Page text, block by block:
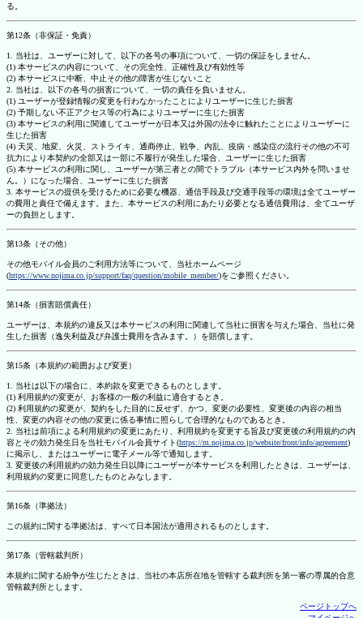
る。
第12条（非保証・免責）
1. 当社は、ユーザーに対して、以下の各号の事項について、一切の保証をしません。
(1) 本サービスの内容について、その完全性、正確性及び有効性等
(2) 本サービスに中断、中止その他の障害が生じないこと
2. 当社は、以下の各号の損害について、一切の責任を負いません。
(1) ユーザーが登録情報の変更を行わなかったことによりユーザーに生じた損害
(2) 予期しない不正アクセス等の行為によりユーザーに生じた損害
(3) 本サービスの利用に関連してユーザーが日本又は外国の法令に触れたことによりユーザーに
生じた損害
(4) 天災、地変、火災、ストライキ、通商停止、戦争、内乱、疫病・感染症の流行その他の不可
抗力により本契約の全部又は一部に不履行が発生した場合、ユーザーに生じた損害
(5) 本サービスの利用に関し、ユーザーが第三者との間でトラブル（本サービス内外を問いませ
ん。）になった場合、ユーザーに生じた損害
3. 本サービスの提供を受けるために必要な機器、通信手段及び交通手段等の環境は全てユーザー
の費用と責任で備えます。また、本サービスの利用にあたり必要となる通信費用は、全てユーザ
ーの負担とします。
第13条（その他）
その他モバイル会員のご利用方法等について、当社ホームページ
(https://www.nojima.co.jp/support/faq/question/mobile_member/)をご参照ください。
第14条（損害賠償責任）
ユーザーは、本規約の違反又は本サービスの利用に関連して当社に損害を与えた場合、当社に発
生した損害（逸失利益及び弁護士費用を含みます。）を賠償します。
第15条（本規約の範囲および変更）
1. 当社は以下の場合に、本約款を変更できるものとします。
(1) 利用規約の変更が、お客様の一般の利益に適合するとき。
(2) 利用規約の変更が、契約をした目的に反せず、かつ、変更の必要性、変更後の内容の相当
性、変更の内容その他の変更に係る事情に照らして合理的なものであるとき。
2. 当社は前項による利用規約の変更にあたり、利用規約を変更する旨及び変更後の利用規約の内
容とその効力発生日を当社モバイル会員サイト(https://m.nojima.co.jp/website/front/info/agreement)
に掲示し、またはユーザーに電子メール等で通知します。
3. 変更後の利用規約の効力発生日以降にユーザーが本サービスを利用したときは、ユーザーは、
利用規約の変更に同意したものとみなします。
第16条（準拠法）
この規約に関する準拠法は、すべて日本国法が適用されるものとします。
第17条（管轄裁判所）
本規約に関する紛争が生じたときは、当社の本店所在地を管轄する裁判所を第一審の専属的合意
管轄裁判所とします。
ページトップへ